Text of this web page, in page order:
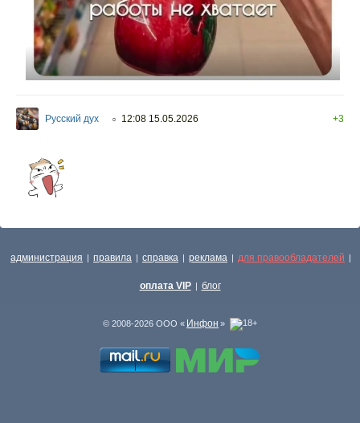
Русский дух ○ 12:08 15.05.2026 +3
администрация | правила | справка | реклама | для правообладателей |
оплата VIP | блог
© 2008-2026 ООО « Инфон »